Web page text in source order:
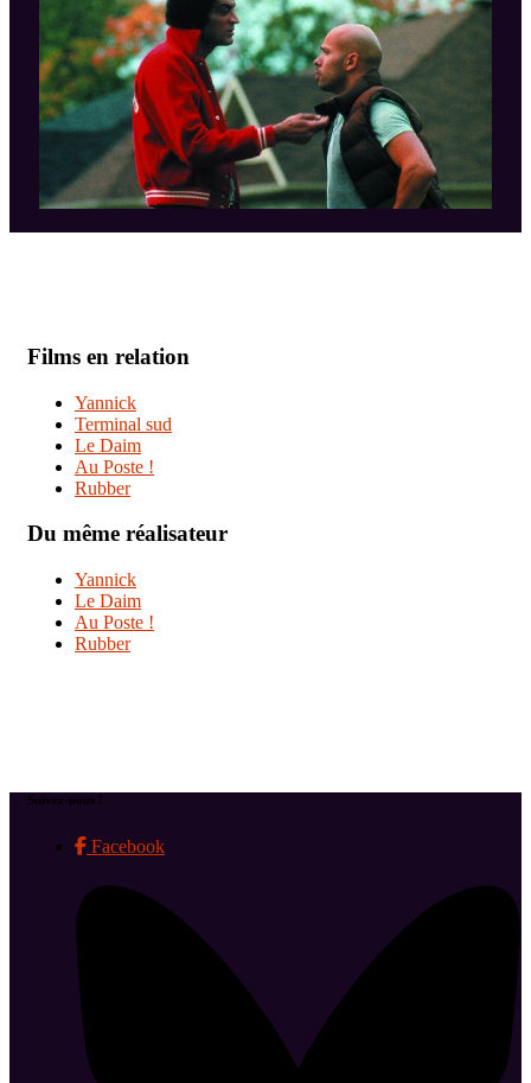
Films en relation
Yannick
Terminal sud
Le Daim
Au Poste !
Rubber
Du même réalisateur
Yannick
Le Daim
Au Poste !
Rubber
Suivez-nous !
Facebook